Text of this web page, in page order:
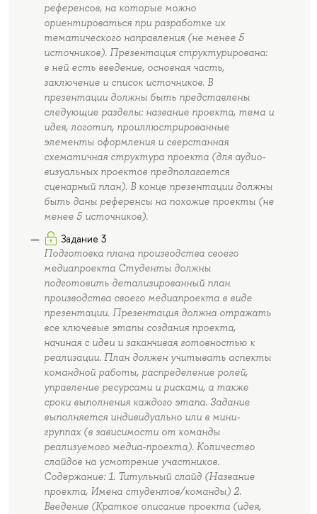
референсов, на которые можно
ориентироваться при разработке их
тематического направления (не менее 5
источников). Презентация структурирована:
в ней есть введение, основная часть,
заключение и список источников. В
презентации должны быть представлены
следующие разделы: название проекта, тема и
идея, логотип, проиллюстрированные
элементы оформления и сверстанная
схематичная структура проекта (для аудио-
визуальных проектов предполагается
сценарный план). В конце презентации должны
быть даны референсы на похожие проекты (не
менее 5 источников).
Задание 3
Подготовка плана производства своего
медиапроекта Студенты должны
подготовить детализированный план
производства своего медиапроекта в виде
презентации. Презентация должна отражать
все ключевые этапы создания проекта,
начиная с идеи и заканчивая готовностью к
реализации. План должен учитывать аспекты
командной работы, распределение ролей,
управление ресурсами и рисками, а также
сроки выполнения каждого этапа. Задание
выполняется индивидуально или в мини-
группах (в зависимости от команды
реализуемого медиа-проекта). Количество
слайдов на усмотрение участников.
Содержание: 1. Титульный слайд (Название
проекта, Имена студентов/команды) 2.
Введение (Краткое описание проекта (идея,